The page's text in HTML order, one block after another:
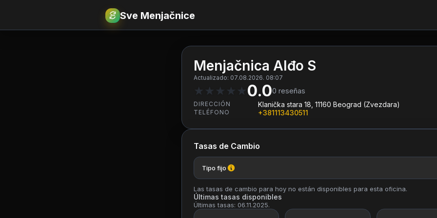
€RSD Sve Menjačnice
Menjačnica Alđo S
Actualizado: 07.08.2026. 08:07
★ ★ ★ ★ ★0.00 reseñas
DIRECCIÓN Klanička stara 18, 11160 Beograd (Zvezdara)
TELÉFONO +381113430511
Tasas de Cambio
Tipo fijo
Las tasas de cambio para hoy no están disponibles para esta oficina.
Últimas tasas disponibles
Últimas tasas: 06.11.2025.